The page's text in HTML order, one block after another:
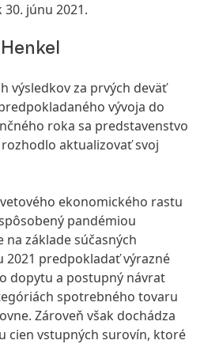
júnu 2021.
výsledkov za prvých deväť
vývoja do
roka sa predstavenstvo
rozhodlo aktualizovať svoj
ekonomického rastu
pandémiou
na základe súčasných
2021 predpokladať výrazné
dopytu a postupný návrat
spotrebného tovaru
Zároveň však dochádza
cien vstupných surovín, ktoré